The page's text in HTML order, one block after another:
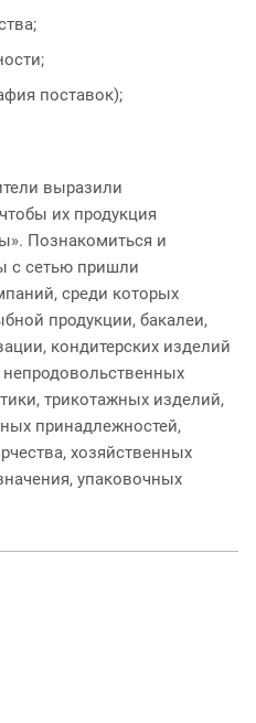
поставок);
выразили
их продукция
Познакомиться и
с сетью пришли
среди которых
продукции, бакалеи,
кондитерских изделий
непродовольственных
трикотажных изделий,
принадлежностей,
хозяйственных
упаковочных